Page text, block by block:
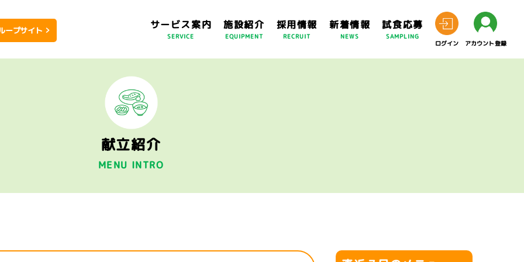
ープサイト サービス案内
SERVICE
施設紹介
EQUIPMENT
採用情報
RECRUIT
新着情報
NEWS
試食応募
SAMPLING
ログイン
アカウント登録
献立紹介
MENU INTRO